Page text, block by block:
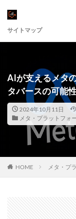
サイトマップ
AIが支えるメタ
タバースの可能
2024年10月11日
メタ・プラットフォ
HOME メタ・プ